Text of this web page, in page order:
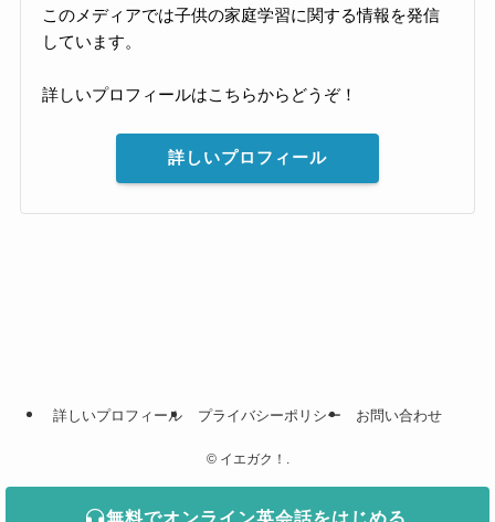
このメディアでは子供の家庭学習に関する情報を発信
しています。
詳しいプロフィールはこちらからどうぞ！
詳しいプロフィール
無料でオンライン英会話をはじめる
詳しいプロフィール プライバシーポリシー お問い合わせ
©イエガク！.